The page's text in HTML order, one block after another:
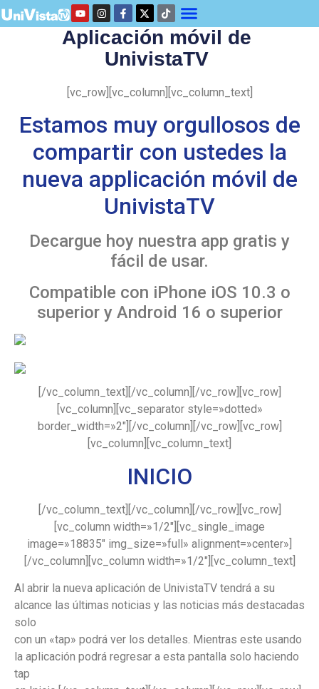
Aplicación móvil de
UnivistaTV
[vc_row][vc_column][vc_column_text]
Estamos muy orgullosos de
compartir con ustedes la
nueva applicación móvil de
UnivistaTV
Decargue hoy nuestra app gratis y
fácil de usar.
Compatible con iPhone iOS 10.3 o
superior y Android 16 o superior
[/vc_column_text][/vc_column][/vc_row][vc_row]
[vc_column][vc_separator style=»dotted»
border_width=»2″][/vc_column][/vc_row][vc_row]
[vc_column][vc_column_text]
INICIO
[/vc_column_text][/vc_column][/vc_row][vc_row]
[vc_column width=»1/2″][vc_single_image
image=»18835″ img_size=»full» alignment=»center»]
[/vc_column][vc_column width=»1/2″][vc_column_text]
Al abrir la nueva aplicación de UnivistaTV tendrá a su
alcance las últimas noticias y las noticias más destacadas
solo
con un «tap» podrá ver los detalles. Mientras este usando
la aplicación podrá regresar a esta pantalla solo haciendo
tap